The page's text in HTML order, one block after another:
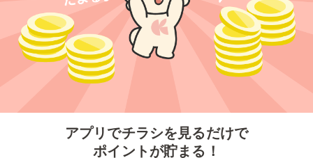
アプリでチラシを見るだけで
ポイントが貯まる！